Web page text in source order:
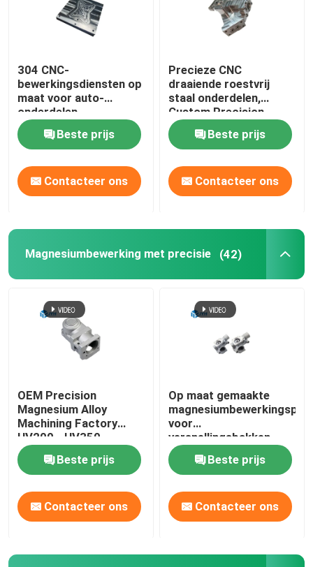
Productie van modellen op maat
Aluminium-extrusiediensten
Draad-EDM-diensten
Diensten voor oppervlaktebehandeling
Mechanische montage
304 CNC-
bewerkingsdiensten op
maat voor auto-
onderdelen
Beste prijs
Contacteer ons
Precieze CNC
draaiende roestvrij
staal onderdelen,
Custom Precision
Bewerking onderdelen
Beste prijs
Contacteer ons
Magnesiumbewerking met precisie (42)
OEM Precision
Magnesium Alloy
Machining Factory
HV200 - HV350
Beste prijs
Contacteer ons
Op maat gemaakte
voor
versnellingsbakken
Beste prijs
Contacteer ons